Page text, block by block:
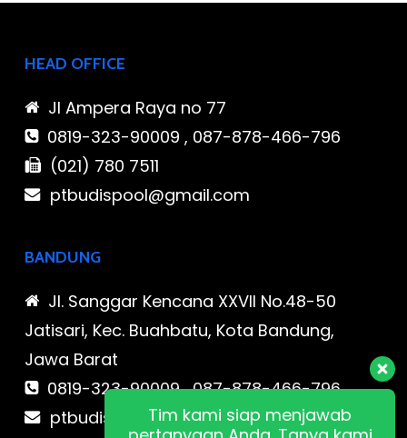
HEAD OFFICE
Jl Ampera Raya no 77
0819-323-90009 , 087-878-466-796
(021) 780 7511
ptbudispool@gmail.com
BANDUNG
Jl. Sanggar Kencana XXVII No.48-50
Jatisari, Kec. Buahbatu, Kota Bandung,
Jawa Barat
0819-323-90009 , 087-878-466-796
ptbudispool@gmail.comTim kami siap menjawab